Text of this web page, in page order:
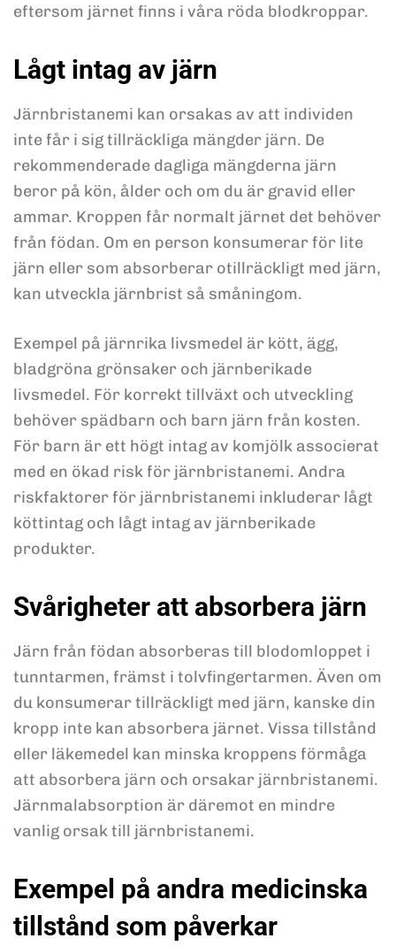
eftersom järnet finns i våra röda blodkroppar.
Lågt intag av järn
Järnbristanemi kan orsakas av att individen
inte får i sig tillräckliga mängder järn. De
rekommenderade dagliga mängderna järn
beror på kön, ålder och om du är gravid eller
ammar. Kroppen får normalt järnet det behöver
från födan. Om en person konsumerar för lite
järn eller som absorberar otillräckligt med järn,
kan utveckla järnbrist så småningom.
Exempel på järnrika livsmedel är kött, ägg,
bladgröna grönsaker och järnberikade
livsmedel. För korrekt tillväxt och utveckling
behöver spädbarn och barn järn från kosten.
För barn är ett högt intag av komjölk associerat
med en ökad risk för järnbristanemi. Andra
riskfaktorer för järnbristanemi inkluderar lågt
köttintag och lågt intag av järnberikade
produkter.
Svårigheter att absorbera järn
Järn från födan absorberas till blodomloppet i
tunntarmen, främst i tolvfingertarmen. Även om
du konsumerar tillräckligt med järn, kanske din
kropp inte kan absorbera järnet. Vissa tillstånd
eller läkemedel kan minska kroppens förmåga
att absorbera järn och orsakar järnbristanemi.
Järnmalabsorption är däremot en mindre
vanlig orsak till järnbristanemi.
Exempel på andra medicinska
tillstånd som påverkar